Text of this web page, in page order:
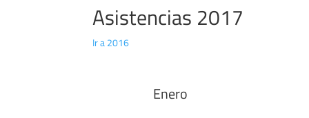
Asistencias 2017
Ir a 2016
Enero